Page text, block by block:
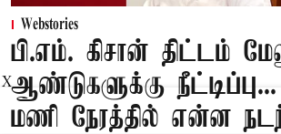
Webstories
பி.எம். கிசான் திட்டம்
ஆண்டுகளுக்கு
மணி நேரத்தில் என்ன
X